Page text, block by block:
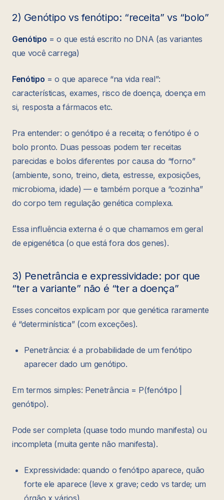
2) Genótipo vs fenótipo: “receita” vs “bolo”
Genótipo = o que está escrito no DNA (as variantes
que você carrega)
Fenótipo = o que aparece “na vida real”:
características, exames, risco de doença, doença em
si, resposta a fármacos etc.
Pra entender: o genótipo é a receita; o fenótipo é o
bolo pronto. Duas pessoas podem ter receitas
parecidas e bolos diferentes por causa do “forno”
(ambiente, sono, treino, dieta, estresse, exposições,
microbioma, idade) — e também porque a “cozinha”
do corpo tem regulação genética complexa.
Essa influência externa é o que chamamos em geral
de epigenética (o que está fora dos genes).
3) Penetrância e expressividade: por que
“ter a variante” não é “ter a doença”
Esses conceitos explicam por que genética raramente
é “determinística” (com exceções).
Penetrância: é a probabilidade de um fenótipo
aparecer dado um genótipo.
Em termos simples: Penetrância = P(fenótipo |
genótipo).
Pode ser completa (quase todo mundo manifesta) ou
incompleta (muita gente não manifesta).
Expressividade: quando o fenótipo aparece, quão
forte ele aparece (leve x grave; cedo vs tarde; um
órgão x vários).